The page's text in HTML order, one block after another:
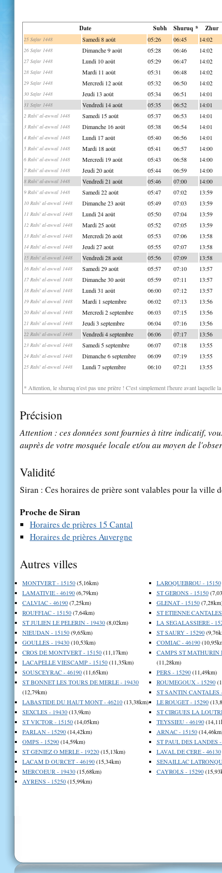
Date Subh Shuruq * Zhur
25 Safar 1448 Samedi 8 août 05:26 06:45 14:02
26 Safar 1448 Dimanche 9 août 05:28 06:46 14:02
27 Safar 1448 Lundi 10 août 05:29 06:47 14:02
28 Safar 1448 Mardi 11 août 05:31 06:48 14:02
29 Safar 1448 Mercredi 12 août 05:32 06:50 14:02
30 Safar 1448 Jeudi 13 août 05:34 06:51 14:01
31 Safar 1448 Vendredi 14 août 05:35 06:52 14:01
2 Rabi' al-awwal 1448 Samedi 15 août 05:37 06:53 14:01
3 Rabi' al-awwal 1448 Dimanche 16 août 05:38 06:54 14:01
4 Rabi' al-awwal 1448 Lundi 17 août 05:40 06:56 14:01
5 Rabi' al-awwal 1448 Mardi 18 août 05:41 06:57 14:00
6 Rabi' al-awwal 1448 Mercredi 19 août 05:43 06:58 14:00
7 Rabi' al-awwal 1448 Jeudi 20 août 05:44 06:59 14:00
8 Rabi' al-awwal 1448 Vendredi 21 août 05:46 07:00 14:00
9 Rabi' al-awwal 1448 Samedi 22 août 05:47 07:02 13:59
10 Rabi' al-awwal 1448 Dimanche 23 août 05:49 07:03 13:59
11 Rabi' al-awwal 1448 Lundi 24 août 05:50 07:04 13:59
12 Rabi' al-awwal 1448 Mardi 25 août 05:52 07:05 13:59
13 Rabi' al-awwal 1448 Mercredi 26 août 05:53 07:06 13:58
14 Rabi' al-awwal 1448 Jeudi 27 août 05:55 07:07 13:58
15 Rabi' al-awwal 1448 Vendredi 28 août 05:56 07:09 13:58
16 Rabi' al-awwal 1448 Samedi 29 août 05:57 07:10 13:57
17 Rabi' al-awwal 1448 Dimanche 30 août 05:59 07:11 13:57
18 Rabi' al-awwal 1448 Lundi 31 août 06:00 07:12 13:57
19 Rabi' al-awwal 1448 Mardi 1 septembre 06:02 07:13 13:56
20 Rabi' al-awwal 1448 Mercredi 2 septembre 06:03 07:15 13:56
21 Rabi' al-awwal 1448 Jeudi 3 septembre 06:04 07:16 13:56
22 Rabi' al-awwal 1448 Vendredi 4 septembre 06:06 07:17 13:56
23 Rabi' al-awwal 1448 Samedi 5 septembre 06:07 07:18 13:55
24 Rabi' al-awwal 1448 Dimanche 6 septembre 06:09 07:19 13:55
25 Rabi' al-awwal 1448 Lundi 7 septembre 06:10 07:21 13:55
* Attention, le shuruq n'est pas une prière ! C'est simplement l'heure avant laquelle
Précision
Attention : ces données sont fournies à titre indicatif,
auprès de votre mosquée locale et/ou au moyen de
Validité
Siran : Ces horaires de prière sont valables pour la ville
Proche de Siran
Horaires de prières 15 Cantal
Horaires de prières Auvergne
Autres villes
MONTVERT - 15150(5,16km)
LAMATIVIE - 46190(6,79km)
CALVIAC - 46190(7,25km)
ROUFFIAC - 15150(7,64km)
ST JULIEN LE PELERIN - 19430(8,02km)
NIEUDAN - 15150(9,65km)
GOULLES - 19430(10,53km)
CROS DE MONTVERT - 15150(11,17km)
LACAPELLE VIESCAMP - 15150(11,35km)
SOUSCEYRAC - 46190(11,65km)
ST BONNET LES TOURS DE MERLE - 19430
(12,79km)
LABASTIDE DU HAUT MONT - 46210(13,38km)
SEXCLES - 19430(13,9km)
ST VICTOR - 15150(14,05km)
PARLAN - 15290(14,42km)
OMPS - 15290(14,59km)
ST GENIEZ O MERLE - 19220(15,13km)
LACAM D OURCET - 46190(15,34km)
MERCOEUR - 19430(15,68km)
AYRENS - 15250(15,99km)
LAROQUEBROU - 15150
ST GERONS - 15150
GLENAT - 15150
ST ETIENNE
LA SEGALASSIERE -
ST SAURY - 15290
COMIAC - 46190
CAMPS ST MATHURIN
(11,28km)
PERS - 15290(11,49km)
ROUMEGOUX - 15290
ST SANTIN CANTALES
LE ROUGET - 15290
ST CIRGUES LA
TEYSSIEU - 46190
ARNAC - 15150
ST PAUL DES LANDES
LAVAL DE CERE - 46130
SENAILLAC
CAYROLS - 15290